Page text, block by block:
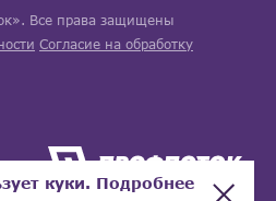
Все права защищены
Согласие на обработку
куки. Подробнее